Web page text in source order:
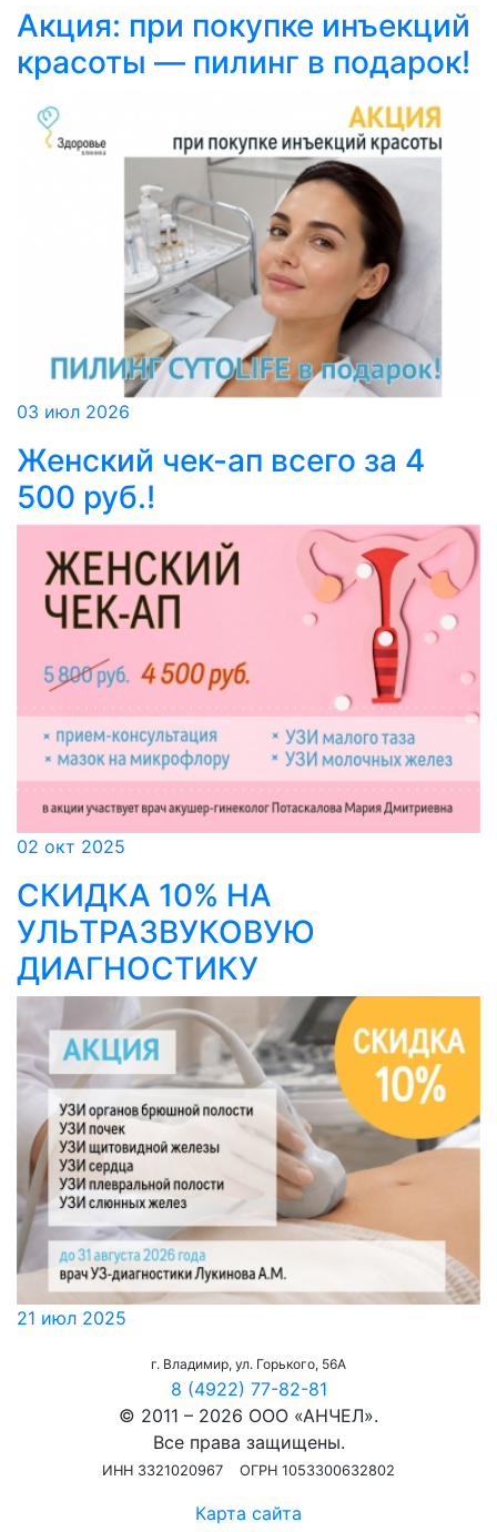
Акция: при покупке инъекций
красоты — пилинг в подарок!
03 июл 2026
Женский чек-ап всего за 4
500 руб.!
02 окт 2025
СКИДКА 10% НА
УЛЬТРАЗВУКОВУЮ
ДИАГНОСТИКУ
21 июл 2025
г. Владимир, ул. Горького, 56А
8 (4922) 77-82-81
© 2011 – 2026 ООО «АНЧЕЛ».
Все права защищены.
ИНН 3321020967 ОГРН 1053300632802
Карта сайта